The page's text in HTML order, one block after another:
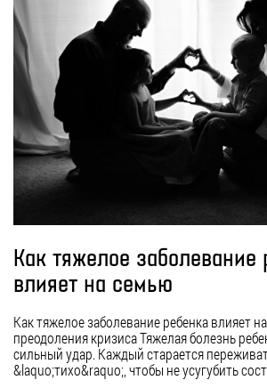
Как тяжелое заболевание
влияет на семью
Как тяжелое заболевание ребенка влияет
преодоления кризиса Тяжелая болезнь
сильный удар. Каждый старается
&laquo;тихо&raquo;, чтобы не усугубить